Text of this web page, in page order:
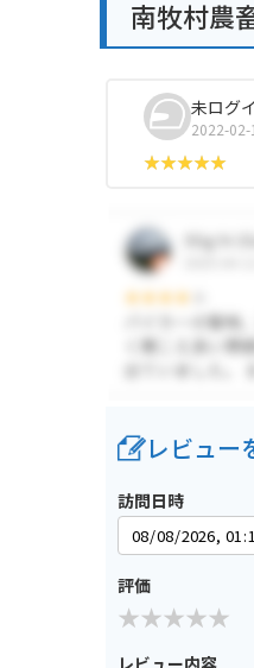
南牧村農
未ログ
2022-
レビュー
訪問日時
評価
レビュー内容